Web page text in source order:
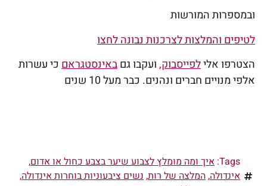
ובמספרות המורשות
לטיפים והמלצות לצרכנות נבונה לחצו
הצטרפו אלילפייסבוק,ועקבו גםבאינסטגראם כי עשרות
אלפי מנויים חברים ונהנים. כבר מעל 10 שנים
Tags: איך ומה מומלץ לצבוע שיער בצבע כחול או אדום,
אינדולה,המלצה של רות,נשים ציבעוניות בוחרות אינדולה,